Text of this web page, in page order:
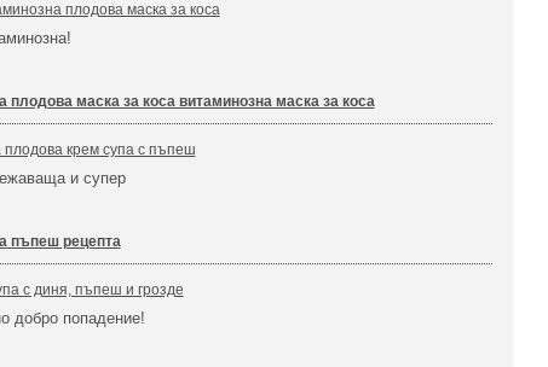
плодова маска за коса
плодова маска за коса витаминозна маска за коса
плодова крем супа с пъпеш
и супер
пъпеш рецепта
с диня, пъпеш и грозде
добро попадение!